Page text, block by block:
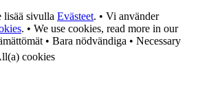
lisää sivulla Evästeet. • Vi använder
. • We use cookies, read more in our
• Bara nödvändiga • Necessary
cookies